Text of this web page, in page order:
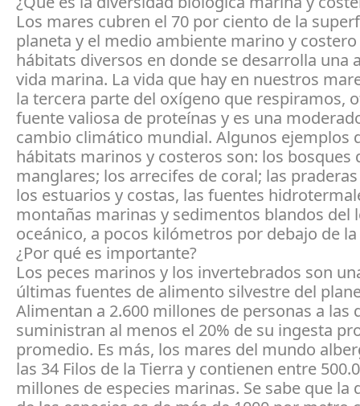
Los mares cubren el 70 por ciento de la
planeta y el medio ambiente marino y
hábitats diversos en donde se desarrolla una
vida marina. La vida que hay en nuestros
la tercera parte del oxígeno que respiramos,
fuente valiosa de proteínas y es una
cambio climático mundial. Algunos ejemplos
hábitats marinos y costeros son: los bosques
manglares; los arrecifes de coral; las
los estuarios y costas, las fuentes
montañas marinas y sedimentos blandos del
oceánico, a pocos kilómetros por debajo de
¿Por qué es importante?
Los peces marinos y los invertebrados son
últimas fuentes de alimento silvestre del
Alimentan a 2.600 millones de personas a las
suministran al menos el 20% de su ingesta
promedio. Es más, los mares del mundo
las 34 Filos de la Tierra y contienen entre
millones de especies marinas. Se sabe que la